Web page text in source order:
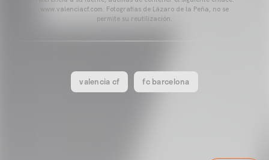
www.valenciacf.com. Fotografías de Lázaro de la Peña, no se
permite su reutilización.
valencia cf fc barcelona